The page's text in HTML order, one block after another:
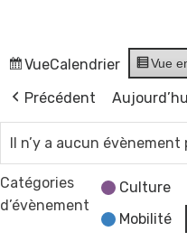
VueCalendrier Vue
Précédent
Il n’y a aucun
Catégories
d’évènement
Culture
Mobilité